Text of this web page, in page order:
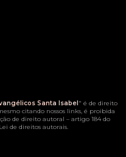
Santa Isabel" é de direito
citando nossos links, é proibida
de direito autoral – artigo 184 do
de direitos autorais.